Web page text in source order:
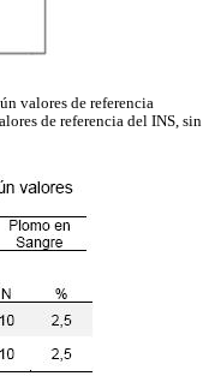
valores de referencia
de referencia del INS, sin